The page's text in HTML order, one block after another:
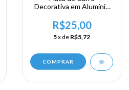
Decorativa em Alumínio
Viagem a Argentina - Mi
Buenos Aires
R$25,00
5x de R$5,72
COMPRAR